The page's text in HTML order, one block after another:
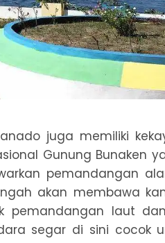
juga memiliki
Gunung Bunaken
pemandangan
akan membawa
pemandangan laut
segar di sini cocok